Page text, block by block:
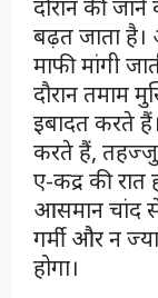
दौरान की
बढ़त जाता
माफी मांगी
दौरान तमाम
इबादत करते
करते हैं,
ए-कद्र की रात
आसमान चांद से
गर्मी और न
होगा।